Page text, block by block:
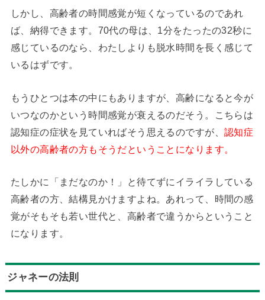
しかし、高齢者の時間感覚が短くなっているのであれ
ば、納得できます。70代の母は、1分をたったの32秒に
感じているのなら、わたしよりも脱水時間を長く感じて
いるはずです。
もうひとつは本の中にもありますが、高齢になると今が
いつなのかという時間感覚が衰えるのだそう。こちらは
認知症の症状を見ていればそう思えるのですが、 認知症
以外の高齢者の方もそうだということになります。
たしかに「まだなのか！」と待てずにイライラしている
高齢者の方、結構見かけますよね。あれって、時間の感
覚がそもそも若い世代と、高齢者で違うからということ
になります。
ジャネーの法則